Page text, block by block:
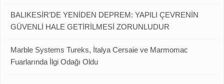
BALIKESİR’DE YENİDEN DEPREM: YAPILI ÇEVRENİN
GÜVENLİ HALE GETİRİLMESİ ZORUNLUDUR
Marble Systems Tureks, İtalya Cersaie ve Marmomac
Fuarlarında İlgi Odağı Oldu